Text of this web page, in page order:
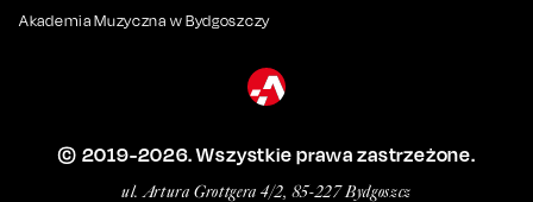
Akademia Muzyczna w Bydgoszczy
© 2019-2026. Wszystkie prawa zastrzeżone.
ul. Artura Grottgera 4/2, 85-227 Bydgoszcz